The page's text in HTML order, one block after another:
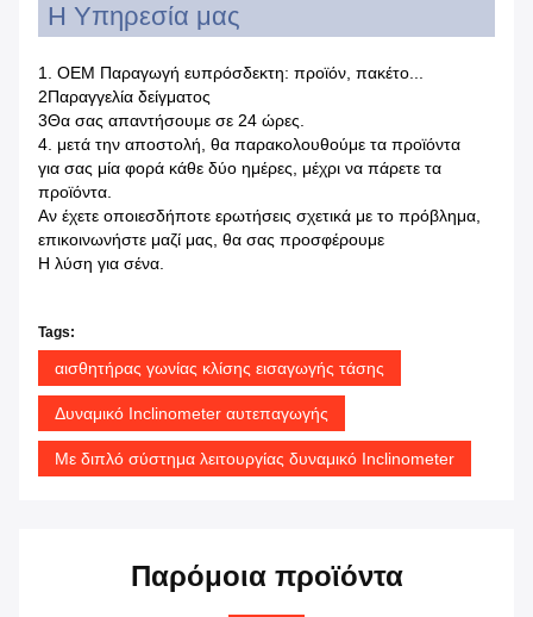
Η Υπηρεσία μας
1. OEM Παραγωγή ευπρόσδεκτη: προϊόν, πακέτο...
2Παραγγελία δείγματος
3Θα σας απαντήσουμε σε 24 ώρες.
4. μετά την αποστολή, θα παρακολουθούμε τα προϊόντα
για σας μία φορά κάθε δύο ημέρες, μέχρι να πάρετε τα
προϊόντα.
Αν έχετε οποιεσδήποτε ερωτήσεις σχετικά με το πρόβλημα,
επικοινωνήστε μαζί μας, θα σας προσφέρουμε
Η λύση για σένα.
Tags:
αισθητήρας γωνίας κλίσης εισαγωγής τάσης
Δυναμικό Inclinometer αυτεπαγωγής
Με διπλό σύστημα λειτουργίας δυναμικό Inclinometer
Παρόμοια προϊόντα